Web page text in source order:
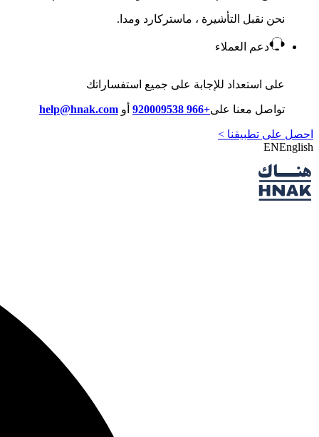
نحن نقبل التأشيرة ، ماستركارد ومدا.
دعم العملاء
على استعداد للإجابة على جميع استفساراتك
تواصل معنا على+966 920009538 أو help@hnak.com
احصل على تطبيقنا >
ENEnglish